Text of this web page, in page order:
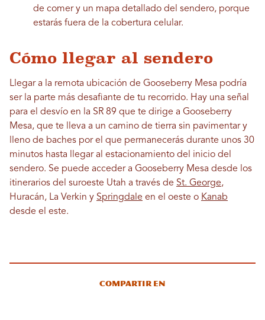
de comer y un mapa detallado del sendero, porque
estarás fuera de la cobertura celular.
Cómo llegar al sendero
Llegar a la remota ubicación de Gooseberry Mesa podría
ser la parte más desafiante de tu recorrido. Hay una señal
para el desvío en la SR 89 que te dirige a Gooseberry
Mesa, que te lleva a un camino de tierra sin pavimentar y
lleno de baches por el que permanecerás durante unos 30
minutos hasta llegar al estacionamiento del inicio del
sendero. Se puede acceder a Gooseberry Mesa desde los
itinerarios del suroeste Utah a través de St. George,
Huracán, La Verkin y Springdale en el oeste o Kanab
desde el este.
Compartir en